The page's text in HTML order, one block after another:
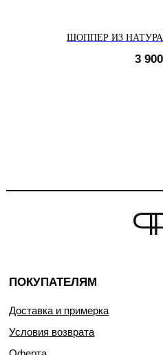
ШОППЕР ИЗ
3 900
ПОКУПАТЕЛЯМ
Доставка и примерка
Условия возврата